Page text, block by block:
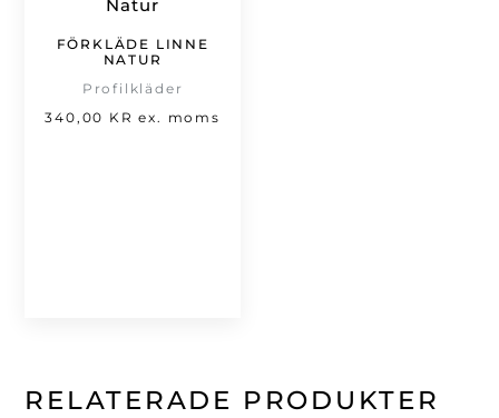
FÖRKLÄDE LINNE
NATUR
Profilkläder
340,00 KR ex. moms
RELATERADE PRODUKTER